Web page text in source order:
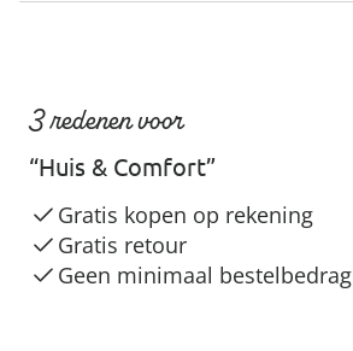
3 redenen voor
“Huis & Comfort”
Gratis kopen op rekening
Gratis retour
Geen minimaal bestelbedrag